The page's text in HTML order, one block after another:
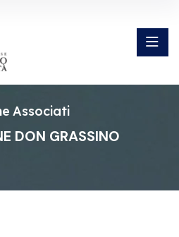
Associati
DON GRASSINO